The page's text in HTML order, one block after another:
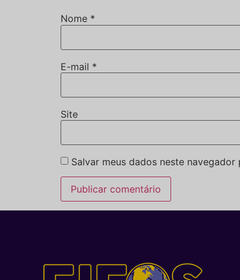
Nome *
E-mail *
Site
Salvar meus dados neste